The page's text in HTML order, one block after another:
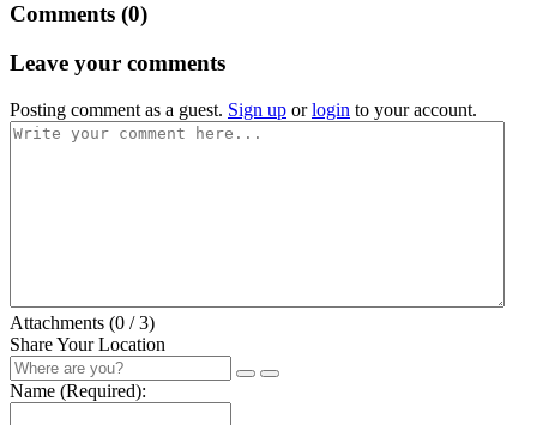
Comments (0)
Leave your comments
Posting comment as a guest. Sign up orlogin to your account.
Attachments (0 / 3)
Share Your Location
Name (Required):